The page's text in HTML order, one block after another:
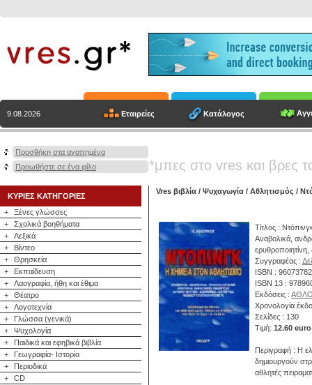
9.08.2026 Εταιρείες Κατάλογος
Προσθήκη στα αγαπημένα
Προωθήστε σε ένα φίλο
*μπες στο vres και βρες
ΚΥΡΙΕΣ ΚΑΤΗΓΟΡΙΕΣ
+
Ξένες γλώσσες
+
Σχολικά βοηθήματα
+
Λεξικά
+
Βίντεο
+
Θρησκεία
+
Εκπαίδευση
+
Λαογραφία, ήθη και έθιμα
+
Θέατρο
+
Λογοτεχνία
+
Γλώσσα (γενικά)
+
Ψυχολογία
+
Παιδικά και εφηβικά βιβλία
+
Γεωγραφία- Ιστορία
+
Περιοδικά
+
CD
Vres βιβλία / Ψυχαγωγία / Αθλητισμός /
Τίτλος :
Αναβολικά,
ερυθροποιητίνη,
Συγγραφέας :
ISBN :
ISBN 13 :
Εκδόσεις :
Χρονολογία
Σελίδες : 130
Τιμή: 12.60 euro
Περιγραφή : Η
δημιουργούν
αθλητές